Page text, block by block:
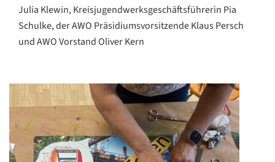
Julia Klewin, Kreisjugendwerksgeschäftsführerin Pia
Schulke, der AWO Präsidiumsvorsitzende Klaus Persch
und AWO Vorstand Oliver Kern